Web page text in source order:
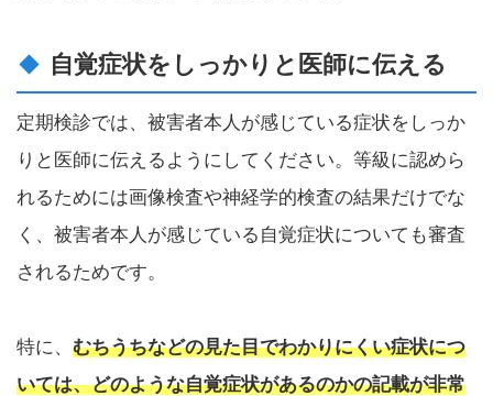
自覚症状をしっかりと医師に伝える
定期検診では、被害者本人が感じている症状をしっか
りと医師に伝えるようにしてください。等級に認めら
れるためには画像検査や神経学的検査の結果だけでな
く、被害者本人が感じている自覚症状についても審査
されるためです。
特に、 むちうちなどの見た目でわかりにくい症状につ
いては、どのような自覚症状があるのかの記載が非常